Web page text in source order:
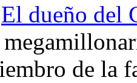
El dueño del
de la